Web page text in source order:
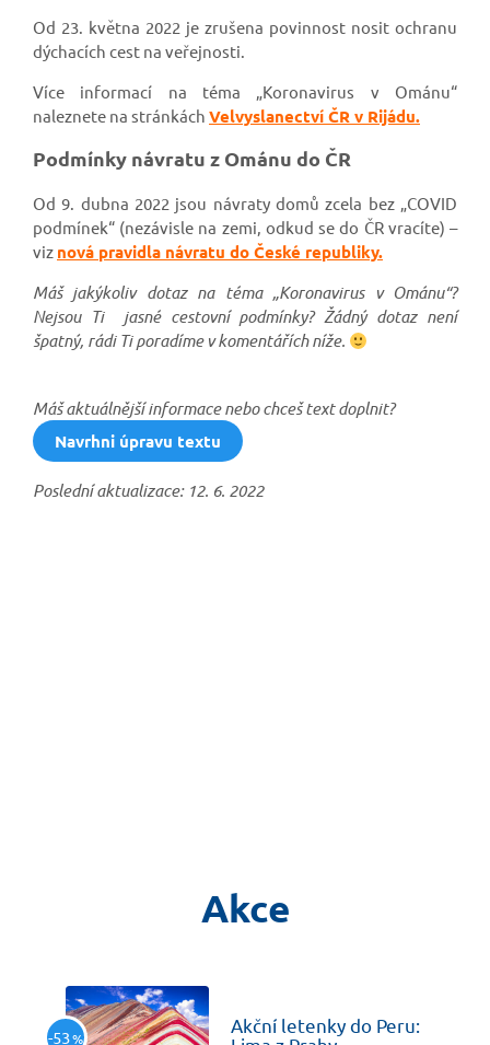
Od 23. května 2022 je zrušena povinnost nosit ochranu
dýchacích cest na veřejnosti.
Více informací na téma „Koronavirus v Ománu“
naleznete na stránkách Velvyslanectví ČR v Rijádu.
Podmínky návratu z Ománu do ČR
Od 9. dubna 2022 jsou návraty domů zcela bez „COVID
podmínek“ (nezávisle na zemi, odkud se do ČR vracíte) –
viz nová pravidla návratu do České republiky.
Máš jakýkoliv dotaz na téma „Koronavirus v Ománu“?
Nejsou Ti jasné cestovní podmínky? Žádný dotaz není
špatný, rádi Ti poradíme v komentářích níže.
Máš aktuálnější informace nebo chceš text doplnit?
Navrhni úpravu textu
Poslední aktualizace: 12. 6. 2022
Akce
-53%
Akční letenky do Peru: